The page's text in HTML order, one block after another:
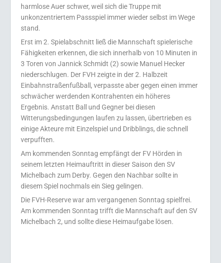
harmlose Auer schwer, weil sich die Truppe mit
unkonzentriertem Passspiel immer wieder selbst im Wege
stand.
Erst im 2. Spielabschnitt ließ die Mannschaft spielerische
Fähigkeiten erkennen, die sich innerhalb von 10 Minuten in
3 Toren von Jannick Schmidt (2) sowie Manuel Hecker
niederschlugen. Der FVH zeigte in der 2. Halbzeit
Einbahnstraßenfußball, verpasste aber gegen einen immer
schwächer werdenden Kontrahenten ein höheres
Ergebnis. Anstatt Ball und Gegner bei diesen
Witterungsbedingungen laufen zu lassen, übertrieben es
einige Akteure mit Einzelspiel und Dribblings, die schnell
verpufften.
Am kommenden Sonntag empfängt der FV Hörden in
seinem letzten Heimauftritt in dieser Saison den SV
Michelbach zum Derby. Gegen den Nachbar sollte in
diesem Spiel nochmals ein Sieg gelingen.
Die FVH-Reserve war am vergangenen Sonntag spielfrei.
Am kommenden Sonntag trifft die Mannschaft auf den SV
Michelbach 2, und sollte diese Heimaufgabe lösen.